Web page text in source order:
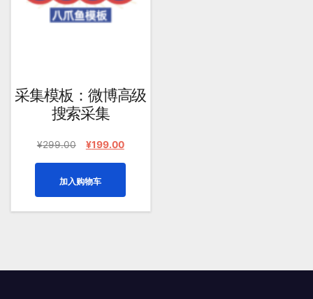
采集模板：微博高级
搜索采集
¥299.00
原
¥299.00。
¥199.00当
为：
¥199.00。
加入购物车